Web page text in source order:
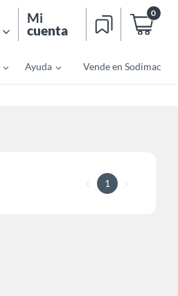
Mi
cuenta
0
Ayuda Vende en Sodimac
1